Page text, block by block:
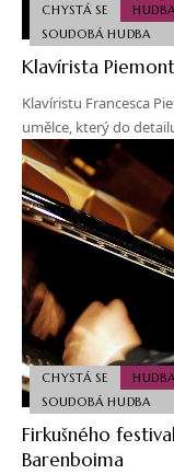
CHYSTÁ SE
SOUDOBÁ HUDBA
Klavírista
Klavíristu Francesca
umělce, který do
CHYSTÁ SE HUDBA
SOUDOBÁ HUDBA
Firkušného
Barenboima